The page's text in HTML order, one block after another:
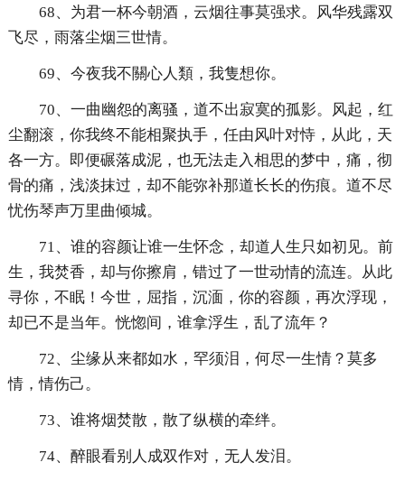
68、为君一杯今朝酒，云烟往事莫强求。风华残露双
飞尽，雨落尘烟三世情。
69、今夜我不關心人類，我隻想你。
70、一曲幽怨的离骚，道不出寂寞的孤影。风起，红
尘翻滚，你我终不能相聚执手，任由风叶对恃，从此，天
各一方。即便碾落成泥，也无法走入相思的梦中，痛，彻
骨的痛，浅淡抹过，却不能弥补那道长长的伤痕。道不尽
忧伤琴声万里曲倾城。
71、谁的容颜让谁一生怀念，却道人生只如初见。前
生，我焚香，却与你擦肩，错过了一世动情的流连。从此
寻你，不眠！今世，屈指，沉湎，你的容颜，再次浮现，
却已不是当年。恍惚间，谁拿浮生，乱了流年？
72、尘缘从来都如水，罕须泪，何尽一生情？莫多
情，情伤己。
73、谁将烟焚散，散了纵横的牵绊。
74、醉眼看别人成双作对，无人发泪。